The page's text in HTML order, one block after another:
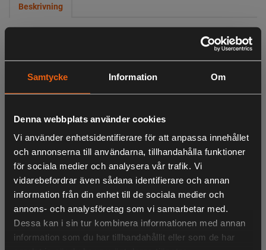
Samtycke Information Om
Denna webbplats använder cookies
Vi använder enhetsidentifierare för att anpassa innehållet
och annonserna till användarna, tillhandahålla funktioner
för sociala medier och analysera vår trafik. Vi
vidarebefordrar även sådana identifierare och annan
information från din enhet till de sociala medier och
annons- och analysföretag som vi samarbetar med.
Dessa kan i sin tur kombinera informationen med annan
information som du har tillhandahållit eller som de har
Beskrivning
BioCare Wool & Down Wash är ett biobaserat fintvättmedel
för ull och dun. Tvättmedlet innehåller lanolin, ullens
naturliga fett, som återskapar ullens och dunets naturliga
har en antibakteriell funktion samt att den ger en svag
fräsch doft. Dunplagg eller dunsovsäckar i nylon/ripstop
som är i blankare material tar inte skada och bibehåller sin
glans. När vattnet inte längre pärlar av dunjackan, kan
plagget återimpregneras med OrganoTex Spray-On eller
Wash-In Waterproofing för att förbättra vattenavvisningen.
Skonsamt fintvättmedel för ull och dun